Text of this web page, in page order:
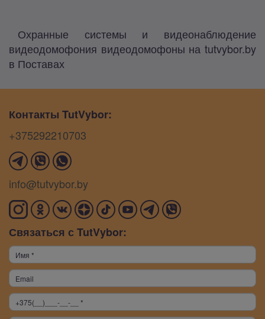
Охранные системы и видеонаблюдение
видеодомофония видеодомофоны на tutvybor.by
в Поставах
Контакты TutVybor:
+375292210703
info@tutvybor.by
Связаться с TutVybor: